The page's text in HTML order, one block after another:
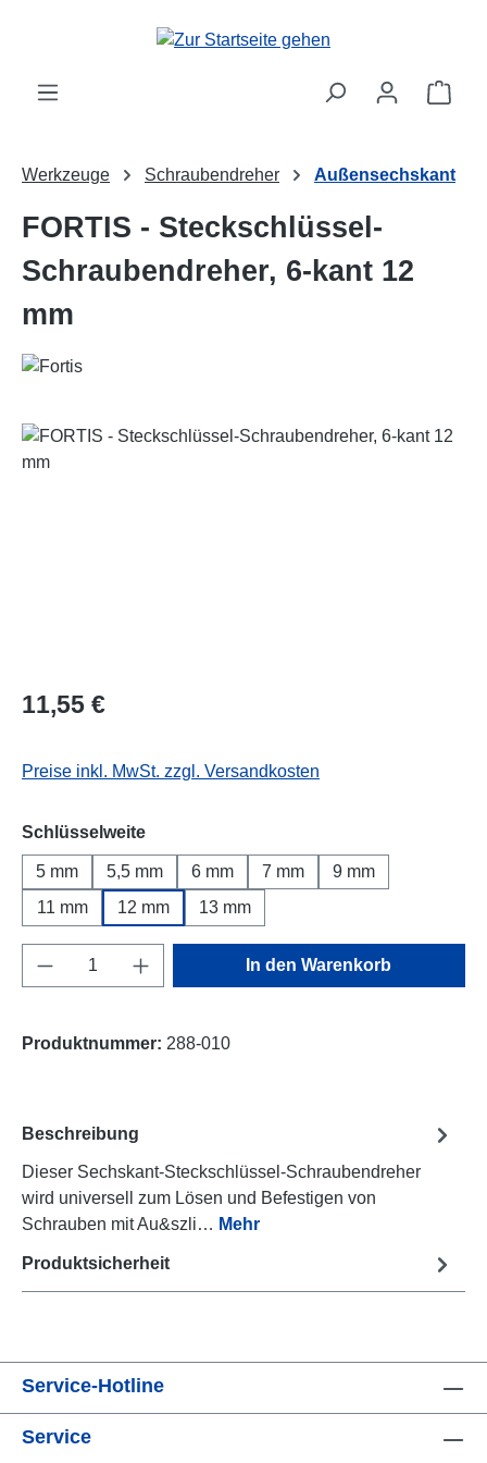
Zum Hauptinhalt springen
Werkzeuge Schraubendreher Außensechskant
FORTIS - Steckschlüssel-
Schraubendreher, 6-kant 12
mm
Bildergalerie überspringen
Regulärer Preis:
11,55 €
Preise inkl. MwSt. zzgl. Versandkosten
Schlüsselweiteauswählen
5 mm 5,5 mm 6 mm 7 mm
9 mm
11 mm
12 mm 13 mm
Produkt Anzahl: Gib den gewünschten
In den Warenkorb
Produktnummer: 288-010
Beschreibung
Dieser Sechskant-Steckschlüssel-Schraubendreher
wird universell zum Lösen und Befestigen von
Schrauben mit Au&szli… Mehr
Produktsicherheit
Service-Hotline
Service